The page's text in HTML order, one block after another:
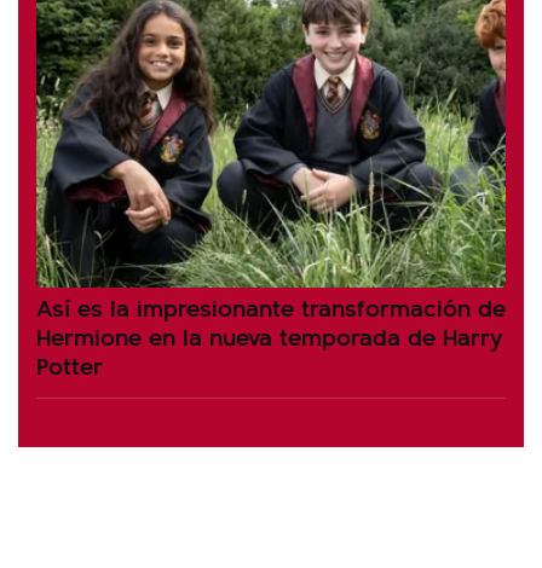
Así es la impresionante transformación de
Hermione en la nueva temporada de Harry
Potter